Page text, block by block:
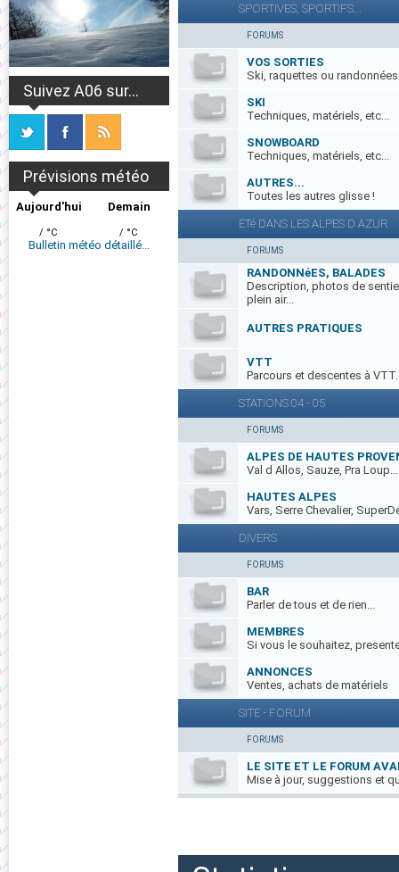
Suivez A06 sur...
Prévisions météo
Aujourd'hui
/ °C
Demain
/ °C
Bulletin météo détaillé...
SPORTIVES, SPORTIFS...
FORUMS
VOS SORTIES
Ski, raquettes ou
SKI
Techniques, matériels, etc...
SNOWBOARD
Techniques, matériels, etc...
AUTRES...
Toutes les autres glisse !
ETé DANS LES ALPES D AZUR
FORUMS
RANDONNéES, BALADES
Description, photos de
plein air...
AUTRES PRATIQUES
VTT
Parcours et descentes à
STATIONS 04 - 05
FORUMS
ALPES DE HAUTES
Val d Allos, Sauze, Pra Loup...
HAUTES ALPES
Vars, Serre Chevalier,
DIVERS
FORUMS
BAR
Parler de tous et de rien...
MEMBRES
Si vous le souhaitez,
ANNONCES
Ventes, achats de matériels
SITE - FORUM
FORUMS
LE SITE ET LE FORUM
Mise à jour, suggestions et